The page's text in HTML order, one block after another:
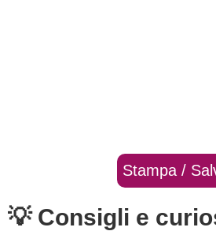
Stampa /
💡 Consigli e